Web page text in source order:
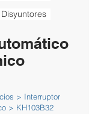
> Interruptor
> KH103B32